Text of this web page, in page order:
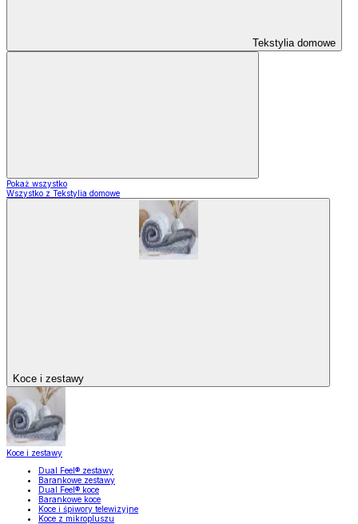
Tekstylia domowe
Pokaż wszystko
Wszystko z Tekstylia domowe
Koce i zestawy
Koce i zestawy
Dual Feel® zestawy
Barankowe zestawy
Dual Feel® koce
Barankowe koce
Koce i śpiwory telewizyjne
Koce z mikropluszu